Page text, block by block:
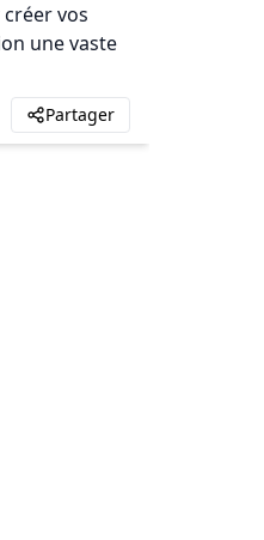
vos
une vaste
Partager